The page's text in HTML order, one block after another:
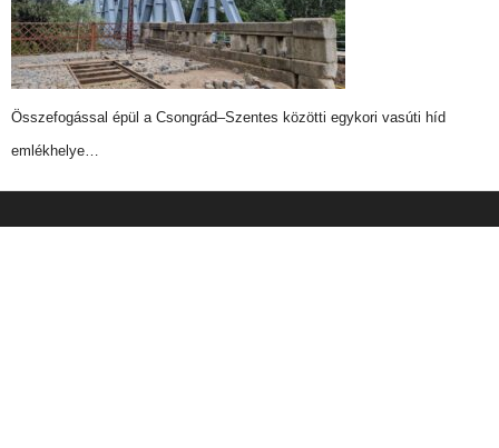
Összefogással épül a Csongrád–Szentes közötti egykori vasúti híd
emlékhelye…